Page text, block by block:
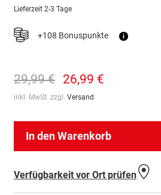
Lieferzeit 2-3 Tage
+108 Bonuspunkte i
29,99 € 26,99 €
inkl. MwSt. zzgl. Versand
In den Warenkorb
Verfügbarkeit vor Ort prüfen